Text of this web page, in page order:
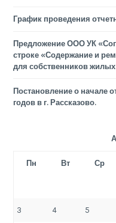
График проведения
Предложение ООО УК
строке «Содержание и
для собственников
Постановление о начале
годов в г. Рассказово.
Пн Вт Ср
3 4 5